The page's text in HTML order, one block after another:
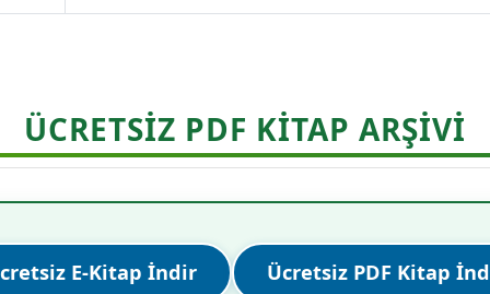
ÜCRETSİZ PDF KİTAP ARŞİVİ
E-Kitap İndir Ücretsiz PDF Kitap